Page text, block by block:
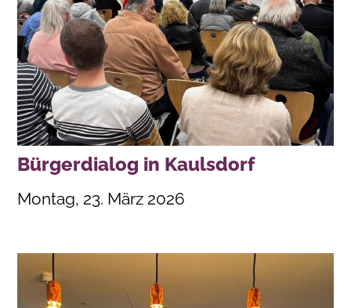
Bürgerdialog in Kaulsdorf
Montag, 23. März 2026